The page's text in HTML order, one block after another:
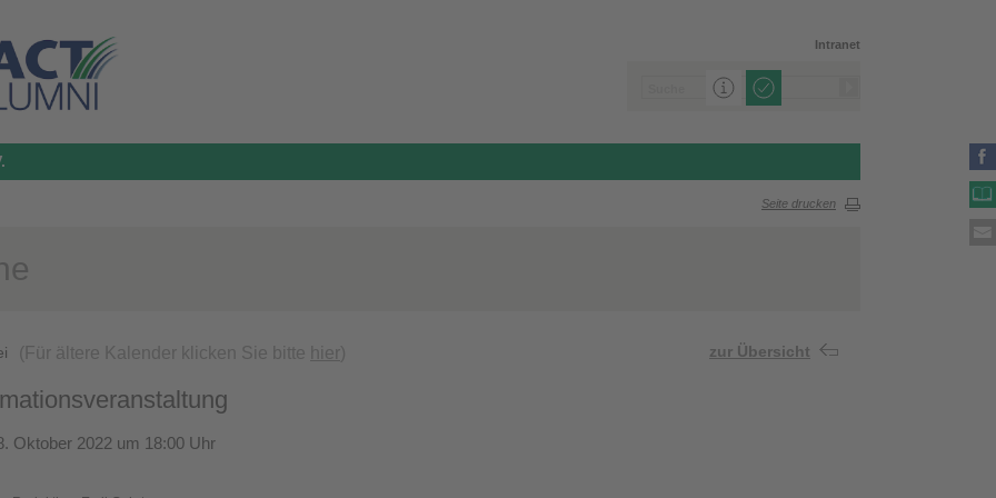
Intranet
Seite drucken
(Für ältere Kalender klicken Sie bitte hier) zur Übersicht
Oktober 2022 um 18:00 Uhr